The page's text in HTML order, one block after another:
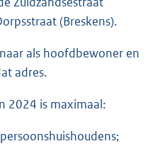
(Breskens).
als hoofdbewoner en
adres.
2024 is maximaal: